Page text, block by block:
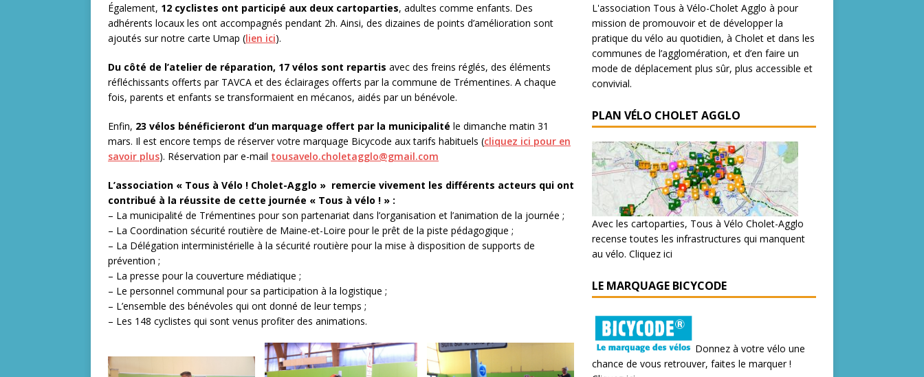
Également, 12 cyclistes ont participé aux deux cartoparties, adultes comme enfants. Des
adhérents locaux les ont accompagnés pendant 2h. Ainsi, des dizaines de points d’amélioration sont
ajoutés sur notre carte Umap (lien ici).
Du côté de l’atelier de réparation, 17 vélos sont repartis avec des freins réglés, des éléments
réfléchissants offerts par TAVCA et des éclairages offerts par la commune de Trémentines. A chaque
fois, parents et enfants se transformaient en mécanos, aidés par un bénévole.
Enfin, 23 vélos bénéficieront d’un marquage offert par la municipalité le dimanche matin 31
mars. Il est encore temps de réserver votre marquage Bicycode aux tarifs habituels (cliquez ici pour en
savoir plus). Réservation par e-mail tousavelo.choletagglo@gmail.com
L’association « Tous à Vélo ! Cholet-Agglo » remercie vivement les différents acteurs qui ont
contribué à la réussite de cette journée « Tous à vélo ! » :
– La municipalité de Trémentines pour son partenariat dans l’organisation et l’animation de la journée ;
– La Coordination sécurité routière de Maine-et-Loire pour le prêt de la piste pédagogique ;
– La Délégation interministérielle à la sécurité routière pour la mise à disposition de supports de
prévention ;
– La presse pour la couverture médiatique ;
– Le personnel communal pour sa participation à la logistique ;
– L’ensemble des bénévoles qui ont donné de leur temps ;
– Les 148 cyclistes qui sont venus profiter des animations.
L'association Tous à Vélo-Cholet Agglo à pour
mission de promouvoir et de développer la
pratique du vélo au quotidien, à Cholet et dans les
communes de l’agglomération, et d’en faire un
mode de déplacement plus sûr, plus accessible et
convivial.
PLAN VÉLO CHOLET AGGLO
Avec les cartoparties, Tous à Vélo Cholet-Agglo
recense toutes les infrastructures qui manquent
au vélo. Cliquez ici
LE MARQUAGE BICYCODE
Donnez à votre vélo une
chance de vous retrouver, faites le marquer !